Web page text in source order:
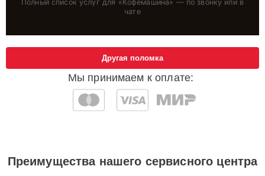
Полный список услуг для «Кофемашина» — по звонку или в
чате
Мы принимаем к оплате:
Другая поломка
Преимущества нашего сервисного центра